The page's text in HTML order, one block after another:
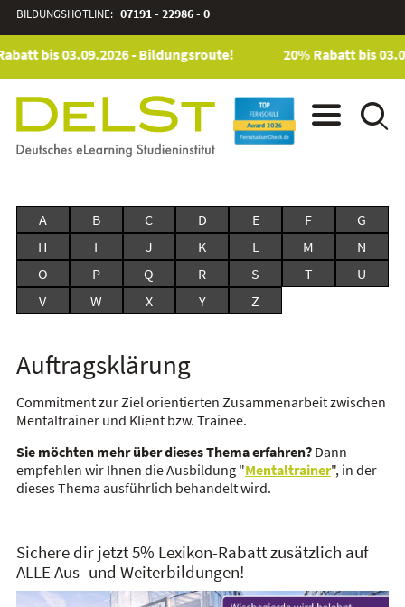
BILDUNGSHOTLINE: 07191 - 22986 - 0
bis 03.09.2026 - Bildungsroute! 20% Rabatt bis
A B C D E F
G
H
I J K L M
N
O
P Q R S T
U
V
W X Y Z
Auftragsklärung
Commitment zur Ziel orientierten Zusammenarbeit zwischen
Mentaltrainer und Klient bzw. Trainee.
Sie möchten mehr über dieses Thema erfahren?Dann
empfehlen wir Ihnen die Ausbildung "Mentaltrainer", in der
dieses Thema ausführlich behandelt wird.
Sichere dir jetzt 5% Lexikon-Rabatt zusätzlich auf
ALLE Aus- und Weiterbildungen!